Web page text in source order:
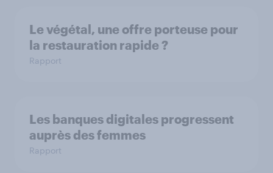
Le végétal, une offre porteuse pour
la restauration rapide ?
Rapport
Les banques digitales progressent
auprès des femmes
Rapport